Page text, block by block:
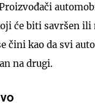
će biti savršen ili
čini kao da svi
na drugi.